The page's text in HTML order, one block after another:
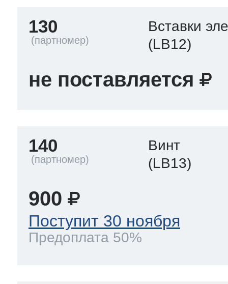
130
Вставки
(LB12)
не поставляется
140
Винт
(LB13)
900
Поступит 30 ноября
Предоплата 50%